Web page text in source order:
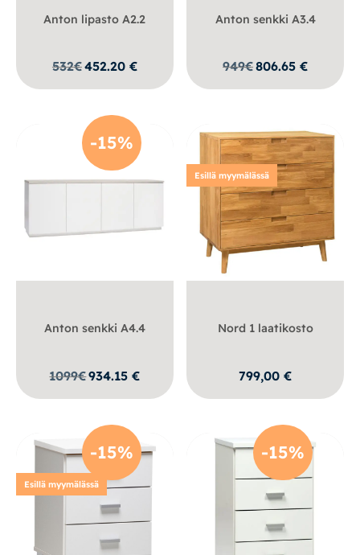
Anton lipasto A2.2
532€452.20 €
Anton senkki A3.4
949€806.65€
-15%
Anton senkki A4.4
1099€934.15€
Esillä myymälässä
Nord 1 laatikosto
799,00€
-15%
Esillä myymälässä
-15%